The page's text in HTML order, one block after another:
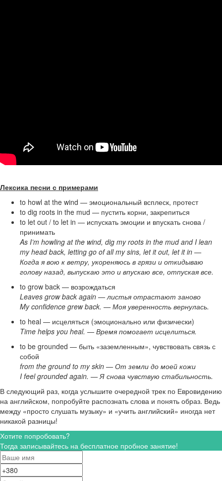
Лексика песни с примерами
to howl at the wind — эмоциональный всплеск, протест
to dig roots in the mud — пустить корни, закрепиться
to let out / to let in — испускать эмоции и впускать снова /
принимать
As I’m howling at the wind, dig my roots in the mud and I lean
my head back, letting go of all my sins, let it out, let it in —
Когда я вою к ветру, укореняюсь в грязи и откидываю
голову назад, выпускаю это и впускаю все, отпуская все.
to grow back — возрождаться
Leaves grow back again — листья отрастают заново
My confidence grew back. — Моя уверенность вернулась.
to heal — исцеляться (эмоционально или физически)
Time helps you heal. — Время помогает исцелиться.
to be grounded — быть «заземленным», чувствовать связь с
собой
from the ground to my skin — От земли до моей кожи
I feel grounded again. — Я снова чувствую стабильность.
В следующий раз, когда услышите очередной трек по Евровидению
на английском, попробуйте распознать слова и понять образ. Ведь
между «просто слушать музыку» и «учить английский» иногда нет
никакой разницы!
Хотите попробовать?
Тогда записывайтесь на бесплатное пробное занятие!